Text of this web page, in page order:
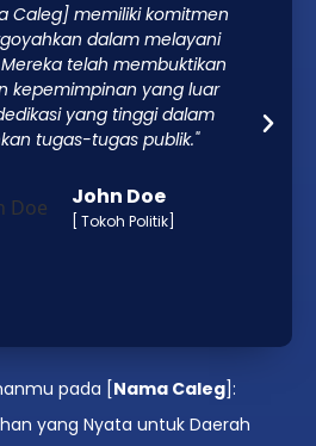
Caleg] memiliki komitmen
dalam melayani
telah membuktikan
kepemimpinan yang luar
yang tinggi dalam
tugas-tugas publik."
John Doe
[ Tokoh Politik]
pada [Nama Caleg]:
yang Nyata untuk Daerah